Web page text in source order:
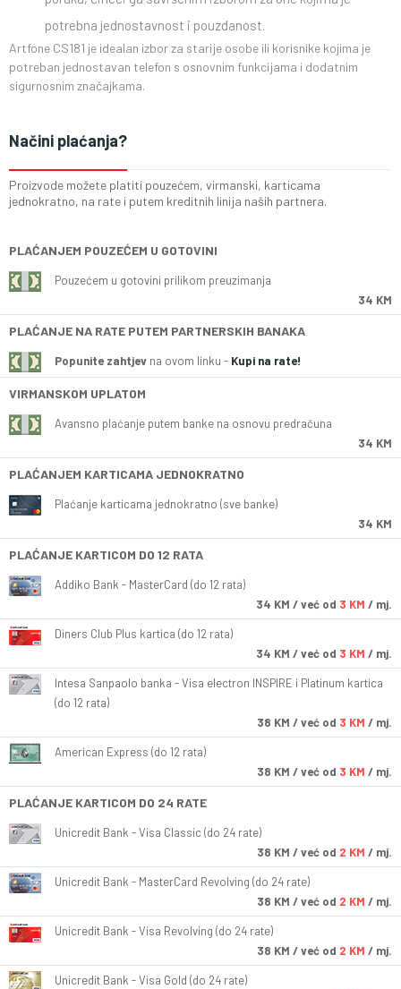
potrebna jednostavnost i pouzdanost.
Artfone CS181 je idealan izbor za starije osobe ili korisnike kojima je
potreban jednostavan telefon s osnovnim funkcijama i dodatnim
sigurnosnim značajkama.
Načini plaćanja?
Proizvode možete platiti pouzećem, virmanski, karticama
jednokratno, na rate i putem kreditnih linija naših partnera.
PLAĆANJEM POUZEĆEM U GOTOVINI
Pouzećem u gotovini prilikom preuzimanja
34 KM
PLAĆANJE NA RATE PUTEM PARTNERSKIH BANAKA
Popunite zahtjev na ovom linku - Kupi na rate!
VIRMANSKOM UPLATOM
Avansno plaćanje putem banke na osnovu predračuna
34 KM
PLAĆANJEM KARTICAMA JEDNOKRATNO
Plaćanje karticama jednokratno (sve banke)
34 KM
PLAĆANJE KARTICOM DO 12 RATA
Addiko Bank - MasterCard (do 12 rata)
34 KM / već od 3 KM / mj.
Diners Club Plus kartica (do 12 rata)
34 KM / već od 3 KM / mj.
Intesa Sanpaolo banka - Visa electron INSPIRE i Platinum kartica
(do 12 rata)
38 KM / već od 3 KM / mj.
American Express (do 12 rata)
38 KM / već od 3 KM / mj.
PLAĆANJE KARTICOM DO 24 RATE
Unicredit Bank - Visa Classic (do 24 rate)
38 KM / već od 2 KM / mj.
Unicredit Bank - MasterCard Revolving (do 24 rate)
38 KM / već od 2 KM / mj.
Unicredit Bank - Visa Revolving (do 24 rate)
38 KM / već od 2 KM / mj.
Unicredit Bank - Visa Gold (do 24 rate)